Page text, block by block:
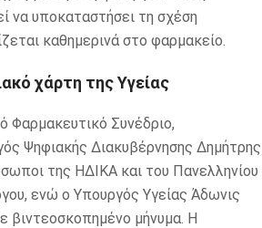
να υποκαταστήσει τη σχέση
καθημερινά στο φαρμακείο.
χάρτη της Υγείας
Φαρμακευτικό Συνέδριο,
Ψηφιακής Διακυβέρνησης Δημήτρης
της ΗΔΙΚΑ και του Πανελληνίου
ενώ ο Υπουργός Υγείας Άδωνις
βιντεοσκοπημένο μήνυμα. Η